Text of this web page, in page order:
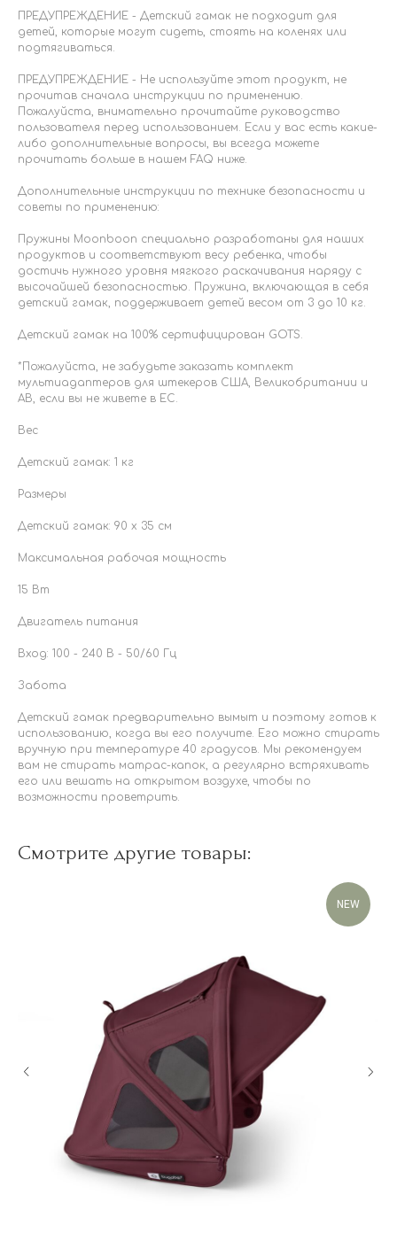
ПРЕДУПРЕЖДЕНИЕ - Детский гамак не подходит для
детей, которые могут сидеть, стоять на коленях или
подтягиваться.
ПРЕДУПРЕЖДЕНИЕ - Не используйте этот продукт, не
прочитав сначала инструкции по применению.
Пожалуйста, внимательно прочитайте руководство
пользователя перед использованием. Если у вас есть какие-
либо дополнительные вопросы, вы всегда можете
прочитать больше в нашем FAQ ниже.
Дополнительные инструкции по технике безопасности и
советы по применению:
Пружины Moonboon специально разработаны для наших
продуктов и соответствуют весу ребенка, чтобы
достичь нужного уровня мягкого раскачивания наряду с
высочайшей безопасностью. Пружина, включающая в себя
детский гамак, поддерживает детей весом от 3 до 10 кг.
Детский гамак на 100% сертифицирован GOTS.
*Пожалуйста, не забудьте заказать комплект
мультиадаптеров для штекеров США, Великобритании и
АВ, если вы не живете в ЕС.
Вес
Детский гамак: 1 кг
Размеры
Детский гамак: 90 x 35 см
Максимальная рабочая мощность
15 Вт
Двигатель питания
Вход: 100 - 240 В - 50/60 Гц
Забота
Детский гамак предварительно вымыт и поэтому готов к
использованию, когда вы его получите. Его можно стирать
вручную при температуре 40 градусов. Мы рекомендуем
вам не стирать матрас-капок, а регулярно встряхивать
его или вешать на открытом воздухе, чтобы по
возможности проветрить.
Смотрите другие товары:
NEW